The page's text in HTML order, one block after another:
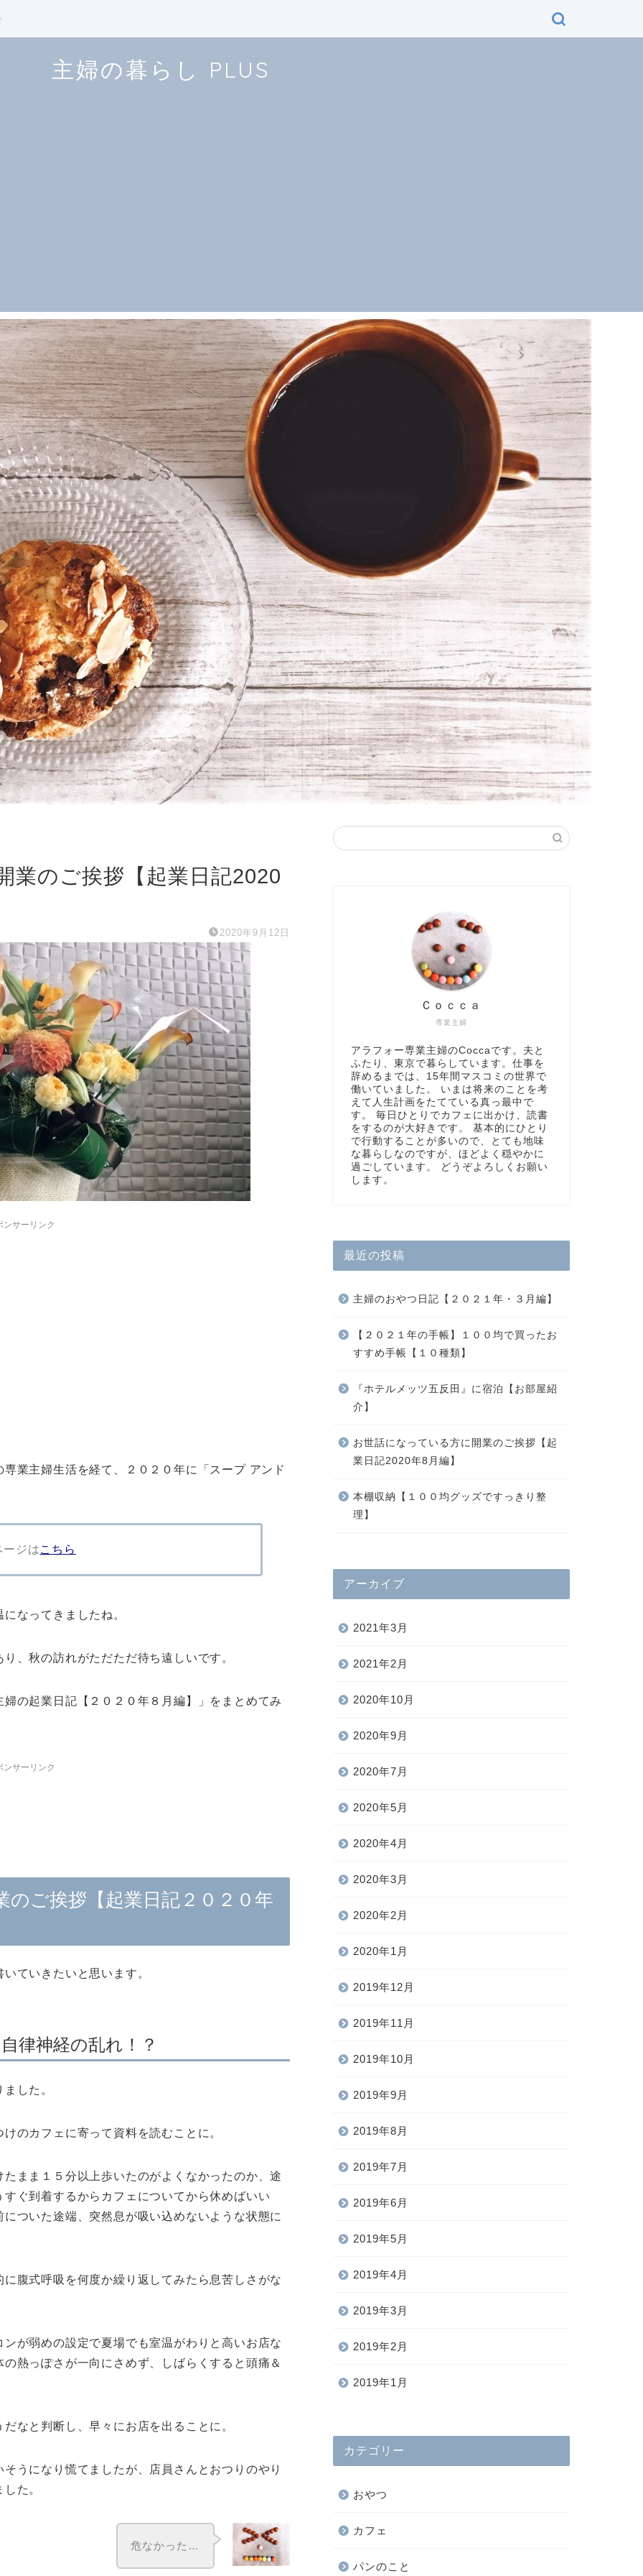
主婦の暮らし PLUS
業のご挨拶【起業日記2020
2020年9月12日
ンサーリンク
業主婦生活を経て、２０２０年に「スープ アンド
ージはこちら
なってきましたね。
、秋の訪れがただただ待ち遠しいです。
の起業日記【２０２０年８月編】」をまとめてみ
ンサーリンク
ご挨拶【起業日記２０２０年
ていきたいと思います。
律神経の乱れ！？
した。
のカフェに寄って資料を読むことに。
まま１５分以上歩いたのがよくなかったのか、途
ぐ到着するからカフェについてから休めばいい
ついた途端、突然息が吸い込めないような状態に
腹式呼吸を何度か繰り返してみたら息苦しさがな
が弱めの設定で夏場でも室温がわりと高いお店な
熱っぽさが一向にさめず、しばらくすると頭痛＆
なと判断し、早々にお店を出ることに。
うになり慌てましたが、店員さんとおつりのやり
た。
危なかった…
専業主婦
Ｃｏｃｃａ
アラフォー専業主婦のCoccaです。夫と
ふたり、東京で暮らしています。仕事を
辞めるまでは、15年間マスコミの世界で
働いていました。 いまは将来のことを考
えて人生計画をたてている真っ最中で
す。 毎日ひとりでカフェに出かけ、読書
をするのが大好きです。 基本的にひとり
で行動することが多いので、とても地味
な暮らしなのですが、ほどよく穏やかに
過ごしています。 どうぞよろしくお願い
します。
最近の投稿
主婦のおやつ日記【２０２１年・３月編】
【２０２１年の手帳】１００均で買ったお
すすめ手帳【１０種類】
『ホテルメッツ五反田』に宿泊【お部屋紹
介】
お世話になっている方に開業のご挨拶【起
業日記2020年8月編】
本棚収納【１００均グッズですっきり整
理】
アーカイブ
2021年3月
2021年2月
2020年10月
2020年9月
2020年7月
2020年5月
2020年4月
2020年3月
2020年2月
2020年1月
2019年12月
2019年11月
2019年10月
2019年9月
2019年8月
2019年7月
2019年6月
2019年5月
2019年4月
2019年3月
2019年2月
2019年1月
カテゴリー
おやつ
カフェ
パンのこと